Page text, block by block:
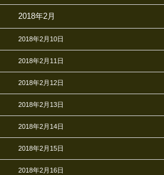
2018年2月
2018年2月10日
2018年2月11日
2018年2月12日
2018年2月13日
2018年2月14日
2018年2月15日
2018年2月16日